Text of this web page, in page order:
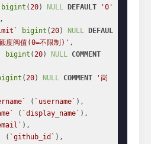
bigint (20) NULL DEFAULT
'0'
,
bigint (20) NULL
DEFAUL
度阀值(0=不限制)' ,
bigint (20) NULL COMMENT
(20) NULL COMMENT
'岗
( `username` ),
( `display_name` ),
),
( `github_id` ),